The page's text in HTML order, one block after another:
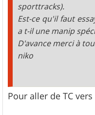
sporttracks).
Est-ce qu'il faut
a t-il une manip
D'avance merci à
niko
Pour aller de TC vers